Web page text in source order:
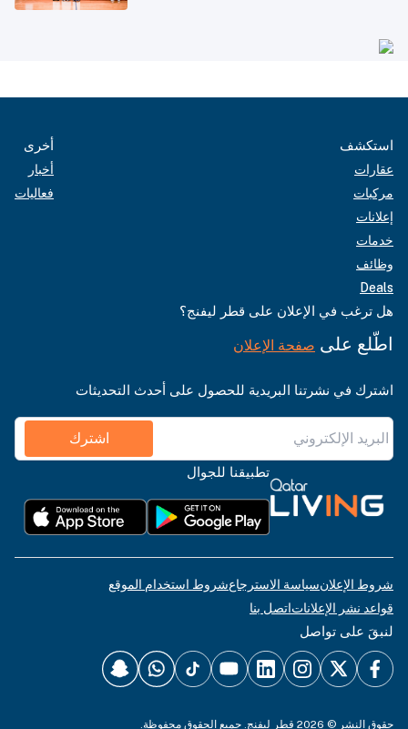
استكشف
عقارات
مركبات
إعلانات
خدمات
وظائف
Deals
أخرى
أخبار
فعاليات
هل ترغب في الإعلان على قطر ليفنج؟
اطّلع على صفحة الإعلان
اشترك في نشرتنا البريدية للحصول على أحدث التحديثات
اشترك
تطبيقنا للجوال
شروط الإعلانسياسة الاسترجاعشروط استخدام الموقع
قواعد نشر الإعلاناتاتصل بنا
لنبقَ على تواصل
حقوق النشر © 2026 قطر ليفنج. جميع الحقوق محفوظة.